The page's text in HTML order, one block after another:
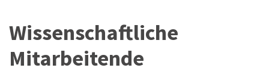
Wissenschaftliche
Mitarbeitende